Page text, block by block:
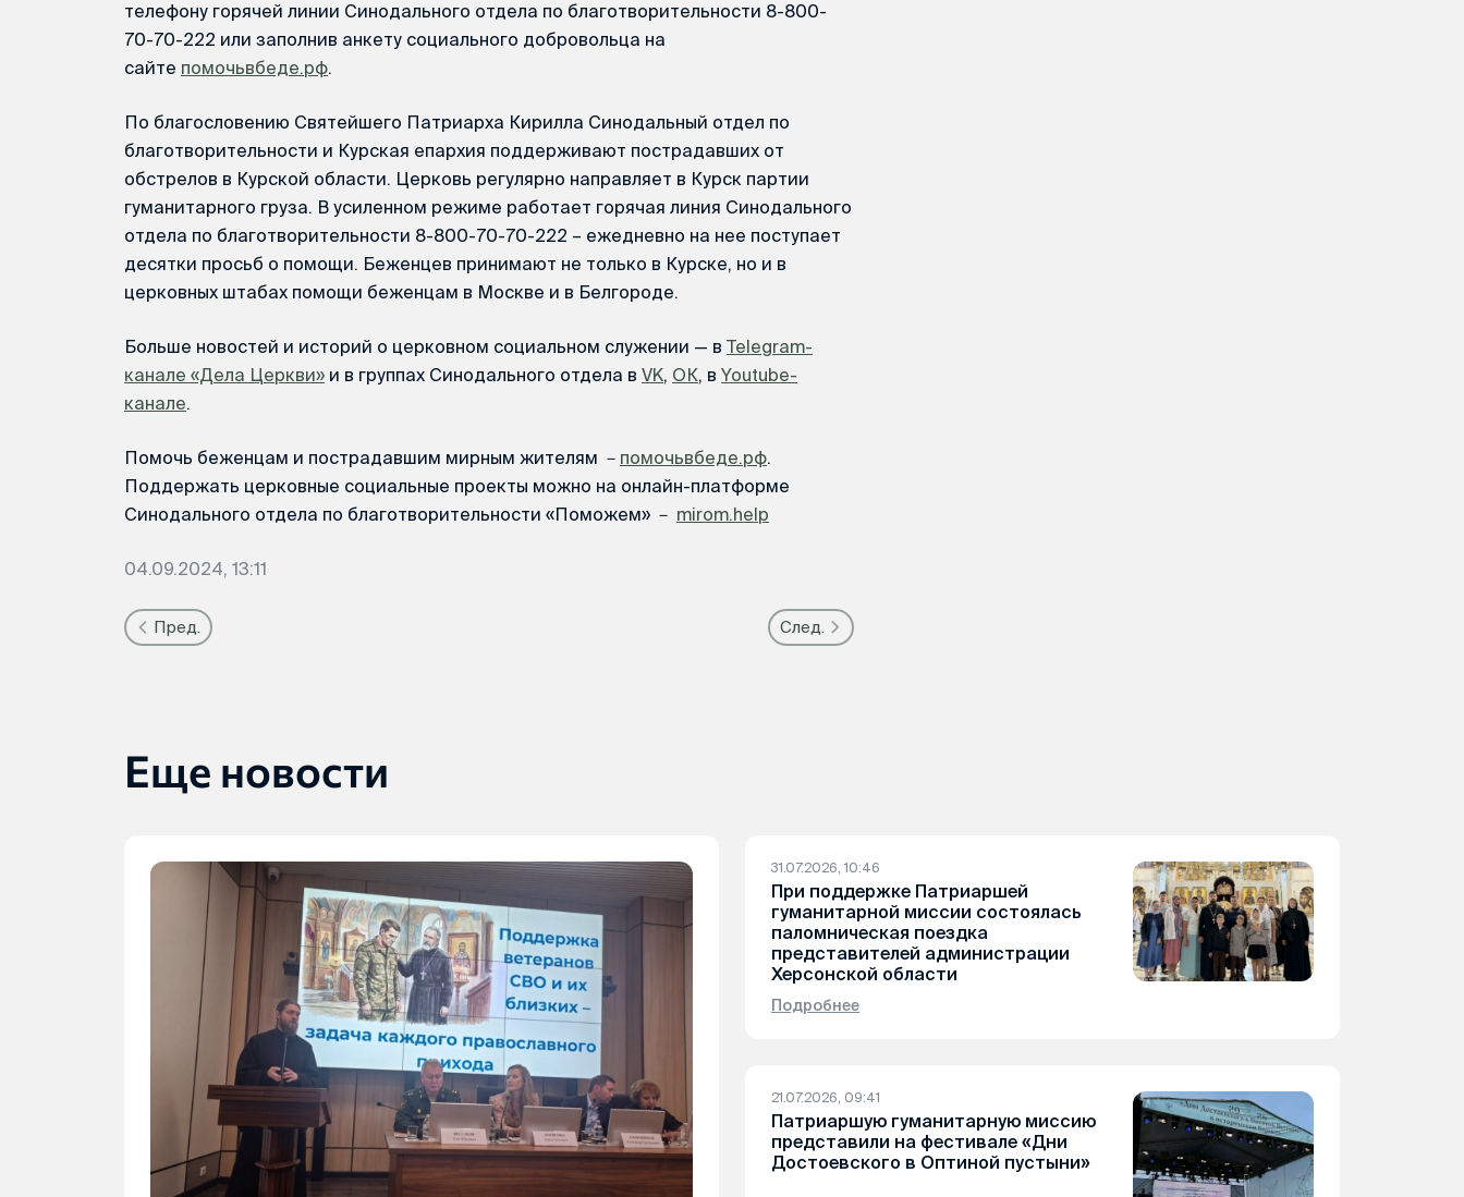
телефону горячей линии Синодального отдела по благотворительности 8-800-
70-70-222 или заполнив анкету социального добровольца на
сайте помочьвбеде.рф.
По благословению Святейшего Патриарха Кирилла Синодальный отдел по
благотворительности и Курская епархия поддерживают пострадавших от
обстрелов в Курской области. Церковь регулярно направляет в Курск партии
гуманитарного груза. В усиленном режиме работает горячая линия Синодального
отдела по благотворительности 8-800-70-70-222 – ежедневно на нее поступает
десятки просьб о помощи. Беженцев принимают не только в Курске, но и в
церковных штабах помощи беженцам в Москве и в Белгороде.
Больше новостей и историй о церковном социальном служении — в Telegram-
канале «Дела Церкви» и в группах Синодального отдела в VK, ОК, в Youtube-
канале.
Помочь беженцам и пострадавшим мирным жителям － помочьвбеде.рф.
Поддержать церковные социальные проекты можно на онлайн-платформе
Синодального отдела по благотворительности «Поможем» － mirom.help
04.09.2024, 13:11
Пред. След.
Еще новости
31.07.2026, 10:46
При поддержке Патриаршей
гуманитарной миссии состоялась
паломническая поездка
представителей администрации
Херсонской области
Подробнее
21.07.2026, 09:41
Патриаршую гуманитарную миссию
представили на фестивале «Дни
Достоевского в Оптиной пустыни»